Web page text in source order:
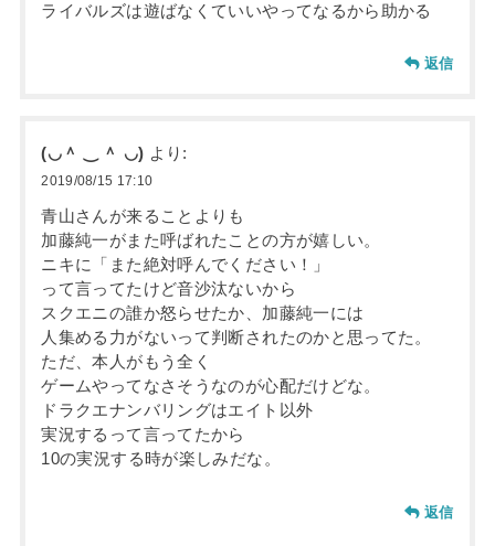
ライバルズは遊ばなくていいやってなるから助かる
返信
(◡＾ ‿ ＾ ◡) より:
2019/08/15 17:10
青山さんが来ることよりも
加藤純一がまた呼ばれたことの方が嬉しい。
ニキに「また絶対呼んでください！」
って言ってたけど音沙汰ないから
スクエニの誰か怒らせたか、加藤純一には
人集める力がないって判断されたのかと思ってた。
ただ、本人がもう全く
ゲームやってなさそうなのが心配だけどな。
ドラクエナンバリングはエイト以外
実況するって言ってたから
10の実況する時が楽しみだな。
返信